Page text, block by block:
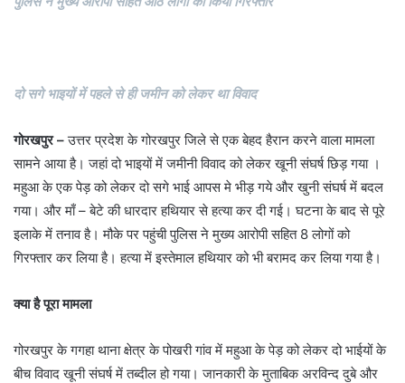
दो सगे भाइयों में पहले से ही जमीन को लेकर था विवाद
गोरखपुर –उत्तर प्रदेश के गोरखपुर जिले से एक बेहद हैरान करने वाला मामला
सामने आया है। जहां दो भाइयों में जमीनी विवाद को लेकर खूनी संघर्ष छिड़ गया ।
महुआ के एक पेड़ को लेकर दो सगे भाई आपस मे भीड़ गये और खुनी संघर्ष में बदल
गया। और माँ – बेटे की धारदार हथियार से हत्या कर दी गई। घटना के बाद से पूरे
इलाके में तनाव है। मौके पर पहुंची पुलिस ने मुख्य आरोपी सहित 8 लोगों को
गिरफ्तार कर लिया है। हत्‍या में इस्‍तेमाल हथियार को भी बरामद कर लिया गया है।
क्या है पूरा मामला
गोरखपुर के गगहा थाना क्षेत्र के पोखरी गांव में महुआ के पेड़ को लेकर दो भाईयों के
बीच विवाद खूनी संघर्ष में तब्दील हो गया। जानकारी के मुताबिक अरविन्द दुबे और